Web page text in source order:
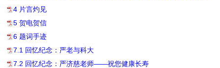
4 片言灼见
5 贺电贺信
6 题词手迹
7.1 回忆纪念：严老与科大
7.2 回忆纪念：严济慈老师——祝您健康长寿